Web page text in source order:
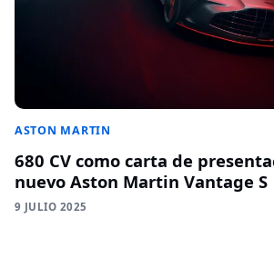
ASTON MARTIN
680 CV como carta de
nuevo Aston Martin Vantage S
9 JULIO 2025